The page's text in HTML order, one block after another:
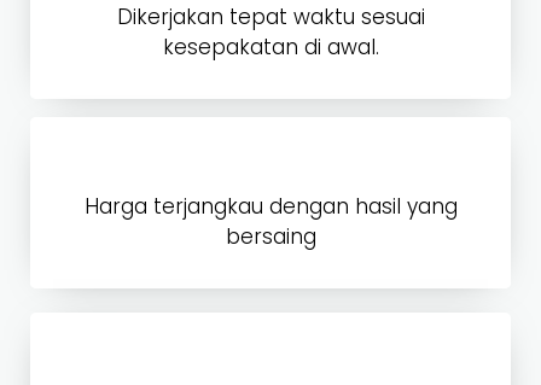
Dikerjakan tepat waktu sesuai
kesepakatan di awal.
Harga terjangkau dengan hasil yang
bersaing